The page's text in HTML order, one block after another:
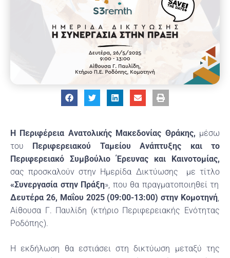
Η Περιφέρεια Ανατολικής Μακεδονίας Θράκης, μέσω
του Περιφερειακού Ταμείου Ανάπτυξης και το
Περιφερειακό Συμβούλιο Έρευνας και Καινοτομίας,
σας προσκαλούν στην Ημερίδα Δικτύωσης με τίτλο
«Συνεργασία στην Πράξη», που θα πραγματοποιηθεί τη
Δευτέρα 26, Μαΐου 2025 (09:00-13:00) στην Κομοτηνή,
Αίθουσα Γ. Παυλίδη (κτήριο Περιφερειακής Ενότητας
Ροδόπης).
Η εκδήλωση θα εστιάσει στη δικτύωση μεταξύ της